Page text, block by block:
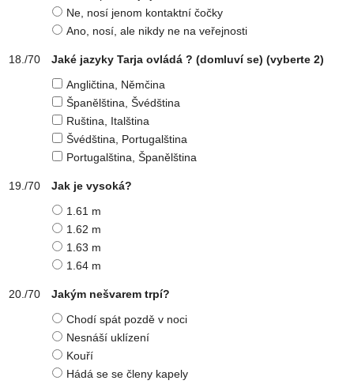
Ne, nosí jenom kontaktní čočky
Ano, nosí, ale nikdy ne na veřejnosti
Jaké jazyky Tarja ovládá ? (domluví se) (vyberte 2)
Angličtina, Němčina
Španělština, Švédština
Ruština, Italština
Švédština, Portugalština
Portugalština, Španělština
Jak je vysoká?
1.61 m
1.62 m
1.63 m
1.64 m
Jakým nešvarem trpí?
Chodí spát pozdě v noci
Nesnáší uklízení
Kouří
Hádá se se členy kapely